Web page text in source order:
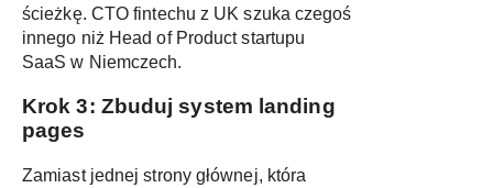
ścieżkę. CTO fintechu z UK szuka czegoś
innego niż Head of Product startupu
SaaS w Niemczech.
Krok 3: Zbuduj system landing
pages
Zamiast jednej strony głównej, która